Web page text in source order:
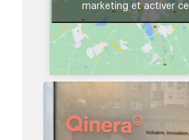
marketing et activer